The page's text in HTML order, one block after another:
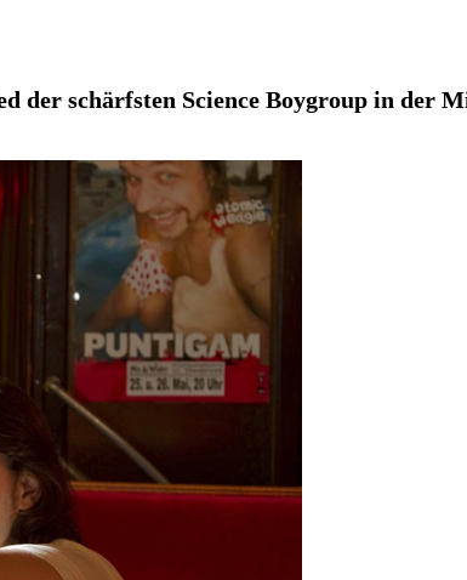
schärfsten Science Boygroup in der